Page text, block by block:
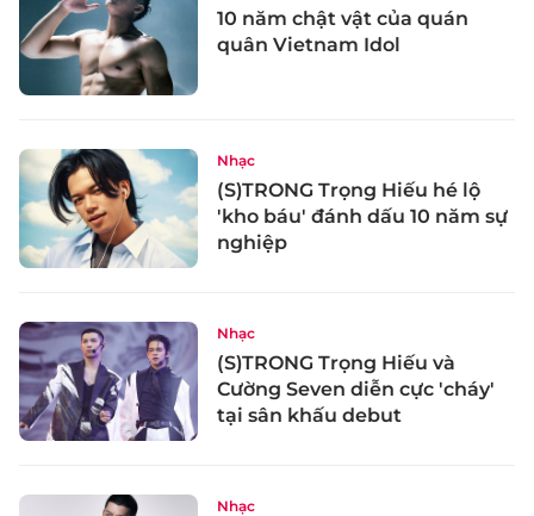
10 năm chật vật của quán
quân Vietnam Idol
Nhạc
(S)TRONG Trọng Hiếu hé lộ
'kho báu' đánh dấu 10 năm sự
nghiệp
Nhạc
(S)TRONG Trọng Hiếu và
Cường Seven diễn cực 'cháy'
tại sân khấu debut
Nhạc